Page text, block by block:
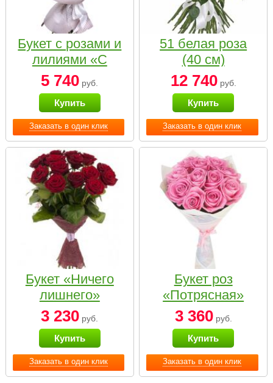
Заказать в один клик
Букет с розами и
лилиями «С
наилучшими
пожеланиями»
5 740 руб.
Купить
Заказать в один клик
51 белая роза
(40 см)
12 740руб.
Купить
Заказать в один клик
Букет «Ничего
лишнего»
3 230 руб.
Купить
Заказать в один клик
Букет роз
«Потрясная»
3 360руб.
Купить